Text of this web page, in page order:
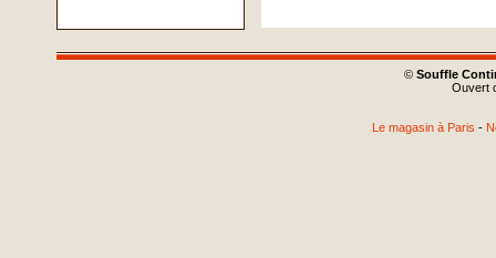
© Souffle
Ouvert
Le magasin à Paris -